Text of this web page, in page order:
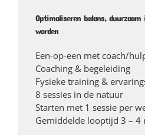
Optimaliseren balans,
worden
Een-op-een met coach/
Coaching & begeleiding
Fysieke training &
8 sessies in de natuur
Starten met 1 sessie per
Gemiddelde looptijd 3 – 4